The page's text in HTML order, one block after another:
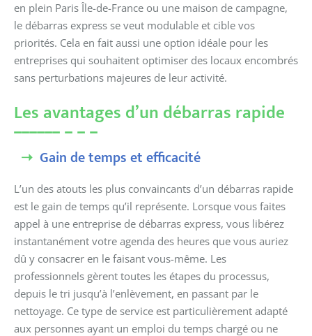
en plein Paris Île-de-France ou une maison de campagne,
le débarras express se veut modulable et cible vos
priorités. Cela en fait aussi une option idéale pour les
entreprises qui souhaitent optimiser des locaux encombrés
sans perturbations majeures de leur activité.
Les avantages d’un débarras rapide
Gain de temps et efficacité
L’un des atouts les plus convaincants d’un débarras rapide
est le gain de temps qu’il représente. Lorsque vous faites
appel à une entreprise de débarras express, vous libérez
instantanément votre agenda des heures que vous auriez
dû y consacrer en le faisant vous-même. Les
professionnels gèrent toutes les étapes du processus,
depuis le tri jusqu’à l’enlèvement, en passant par le
nettoyage. Ce type de service est particulièrement adapté
aux personnes ayant un emploi du temps chargé ou ne